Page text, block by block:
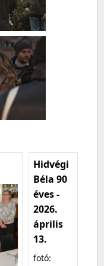
Hidvégi
Béla 90
éves -
2026.
április
13.
fotó: